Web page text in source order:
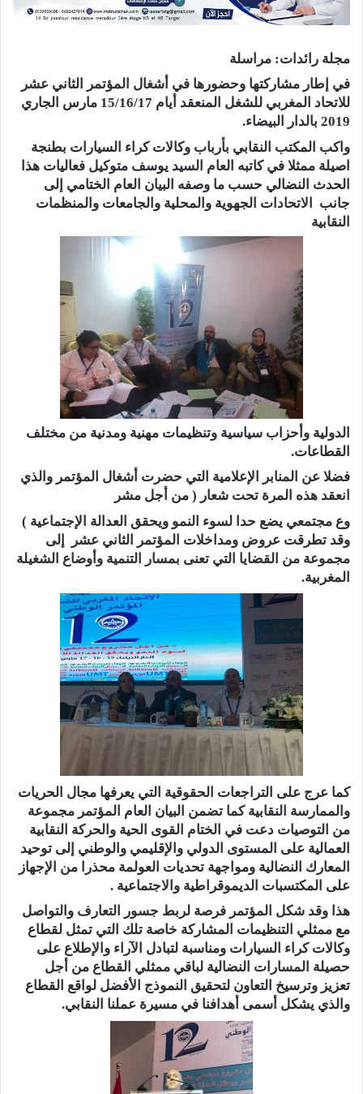
مجلة رائدات: مراسلة
في إطار مشاركتها وحضورها في أشغال المؤتمر الثاني عشر
للاتحاد المغربي للشغل المنعقد أيام 15/16/17 مارس الجاري
2019 بالدار البيضاء.
واكب المكتب النقابي بأرباب وكالات كراء السيارات بطنجة
اصيلة ممثلا في كاتبه العام السيد يوسف متوكيل فعاليات هذا
الحدث النضالي حسب ما وصفه البيان العام الختامي إلى
جانب الاتحادات الجهوية والمحلية والجامعات والمنظمات
النقابية
الدولية وأحزاب سياسية وتنظيمات مهنية ومدنية من مختلف
القطاعات.
فضلا عن المنابر الإعلامية التي حضرت أشغال المؤتمر والذي
انعقد هذه المرة تحت شعار ( من أجل مشر
وع مجتمعي يضع حدا لسوء النمو ويحقق العدالة الإجتماعية )
وقد تطرقت عروض ومداخلات المؤتمر الثاني عشر إلى
مجموعة من القضايا التي تعنى بمسار التنمية وأوضاع الشغيلة
المغربية.
كما عرج على التراجعات الحقوقية التي يعرفها مجال الحريات
والممارسة النقابية كما تضمن البيان العام المؤتمر مجموعة
من التوصيات دعت في الختام القوى الحية والحركة النقابية
العمالية على المستوى الدولي والإقليمي والوطني إلى توحيد
المعارك النضالية ومواجهة تحديات العولمة محذرا من الإجهاز
على المكتسبات الديموقراطية والاجتماعية .
هذا وقد شكل المؤتمر فرصة لربط جسور التعارف والتواصل
مع ممثلي التنظيمات المشاركة خاصة تلك التي تمثل لقطاع
وكالات كراء السيارات ومناسبة لتبادل الآراء والإطلاع على
حصيلة المسارات النضالية لباقي ممثلي القطاع من أجل
تعزيز وترسيخ التعاون لتحقيق النموذج الأفضل لواقع القطاع
والذي يشكل أسمى أهدافنا في مسيرة عملنا النقابي‪ .